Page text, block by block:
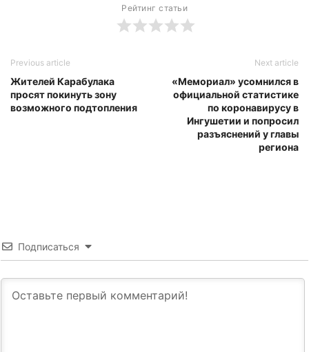
Рейтинг статьи
Previous article
Жителей Карабулака
просят покинуть зону
возможного подтопления
Next article
«Мемориал» усомнился в
официальной статистике
по коронавирусу в
Ингушетии и попросил
разъяснений у главы
региона
Подписаться